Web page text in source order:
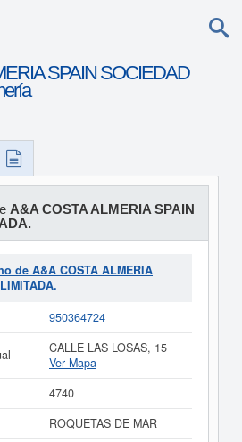
SPAIN SOCIEDAD
A&A COSTA ALMERIA SPAIN
de A&A COSTA ALMERIA
950364724
CALLE LAS LOSAS, 15
Ver Mapa
4740
ROQUETAS DE MAR